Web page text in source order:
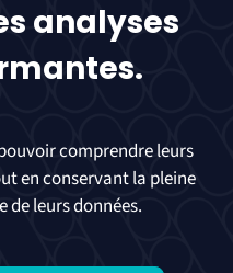
analyses
comprendre leurs
en conservant la pleine
leurs données.